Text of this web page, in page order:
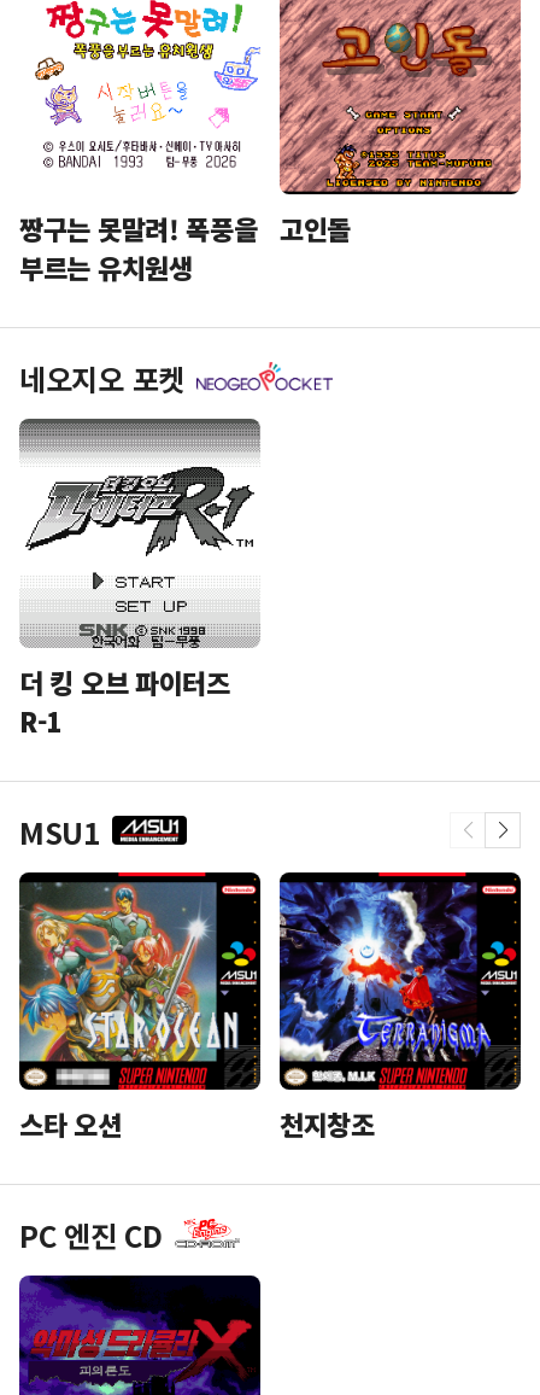
짱구는 못말려! 폭풍을
부르는 유치원생
고인돌
네오지오 포켓
더 킹 오브 파이터즈
R-1
MSU1
스타 오션 천지창조
PC 엔진 CD